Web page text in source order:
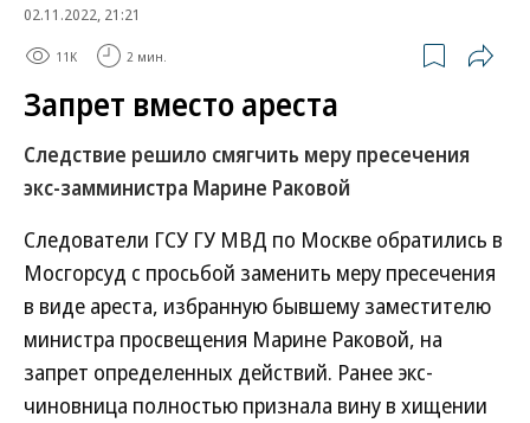
02.11.2022, 21:21
11K 2 мин.
Запрет вместо ареста
Следствие решило смягчить меру пресечения
экс-замминистра Марине Раковой
Следователи ГСУ ГУ МВД по Москве обратились в
Мосгорсуд с просьбой заменить меру пресечения
в виде ареста, избранную бывшему заместителю
министра просвещения Марине Раковой, на
запрет определенных действий. Ранее экс-
чиновница полностью признала вину в хищении